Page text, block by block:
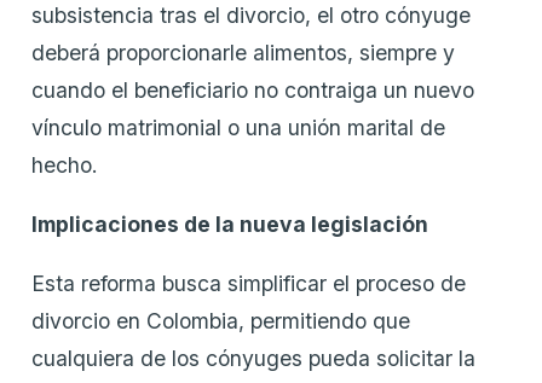
subsistencia tras el divorcio, el otro cónyuge
deberá proporcionarle alimentos, siempre y
cuando el beneficiario no contraiga un nuevo
vínculo matrimonial o una unión marital de
hecho.
Implicaciones de la nueva legislación
Esta reforma busca simplificar el proceso de
divorcio en Colombia, permitiendo que
cualquiera de los cónyuges pueda solicitar la